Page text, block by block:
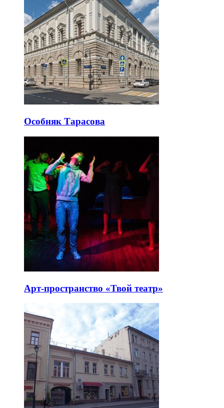
Особняк Тарасова
Арт-пространство «Твой театр»